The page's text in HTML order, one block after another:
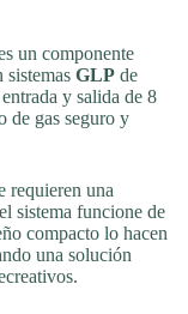
un componente
sistemas GLP de
y salida de 8
de gas seguro y
requieren una
sistema funcione de
compacto lo hacen
una solución